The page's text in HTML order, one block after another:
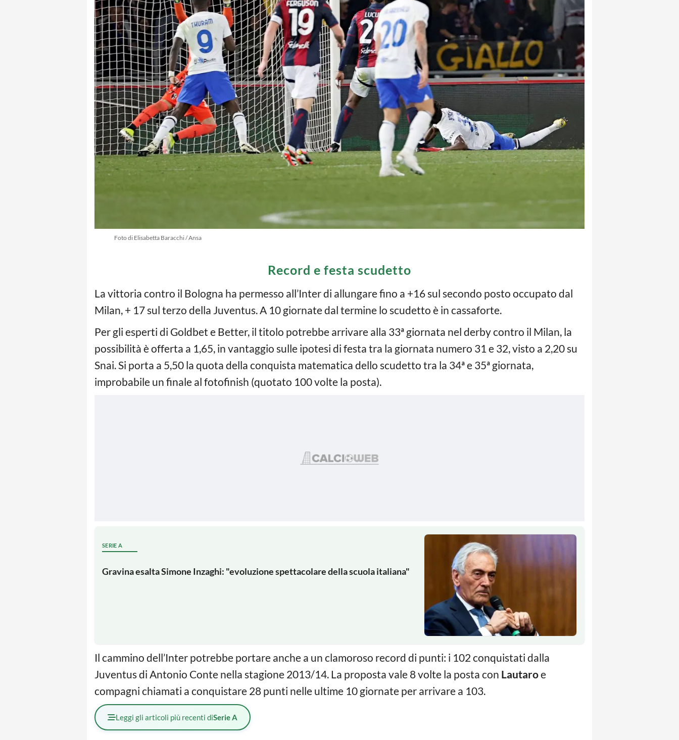
Foto di Elisabetta Baracchi / Ansa
Record e festa scudetto
La vittoria contro il Bologna ha permesso all’Inter di allungare fino a +16 sul secondo posto occupato dal
Milan, + 17 sul terzo della Juventus. A 10 giornate dal termine lo scudetto è in cassaforte.
Per gli esperti di Goldbet e Better, il titolo potrebbe arrivare alla 33ª giornata nel derby contro il Milan, la
possibilità è offerta a 1,65, in vantaggio sulle ipotesi di festa tra la giornata numero 31 e 32, visto a 2,20 su
Snai. Si porta a 5,50 la quota della conquista matematica dello scudetto tra la 34ª e 35ª giornata,
improbabile un finale al fotofinish (quotato 100 volte la posta).
SERIE A
Gravina esalta Simone Inzaghi: "evoluzione spettacolare della scuola italiana"
Il cammino dell’Inter potrebbe portare anche a un clamoroso record di punti: i 102 conquistati dalla
Juventus di Antonio Conte nella stagione 2013/14. La proposta vale 8 volte la posta con Lautaroe
compagni chiamati a conquistare 28 punti nelle ultime 10 giornate per arrivare a 103.
Leggi gli articoli più recenti diSerie A